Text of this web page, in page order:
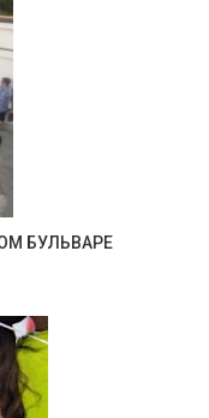
БУЛЬВАРЕ